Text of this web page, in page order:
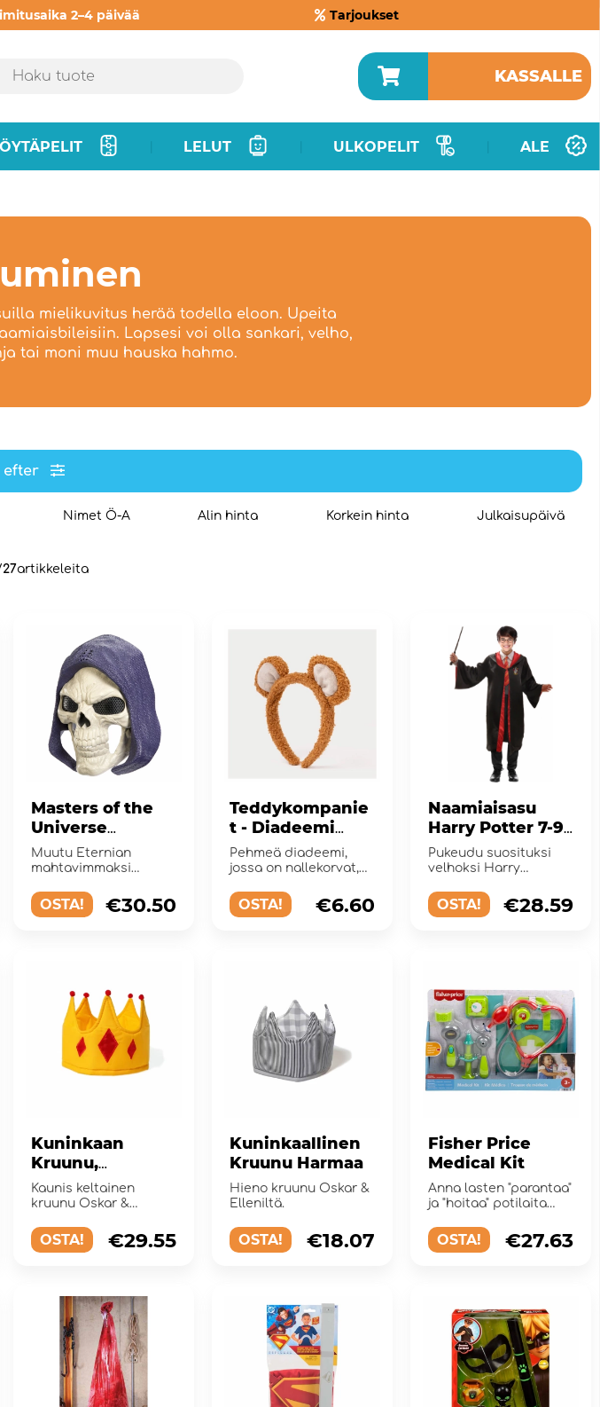
2–4 päivää Tarjoukset
KASSALLE
LELUT ULKOPELIT ALE
mielikuvitus herää todella eloon. Upeita
Lapsesi voi olla sankari, velho,
tai moni muu hauska hahmo.
efter
Nimet Ö-A Alin hinta Korkein hinta Julkaisupäivä
27artikkeleita
Masters of the
Universe
Skeleton Mask -
äänellä
Muutu Eternian
mahtavimmaksi
OSTA! €30.50
Teddykompanie
t - Diadeemi
Nalle
Pehmeä diadeemi,
jossa on nallekorvat,
plyysikangasta
OSTA! €6.60
Naamiaisasu
Harry Potter 7-9
vuotta
Pukeudu suosituksi
velhoksi Harry
OSTA! €28.59
Kuninkaan
Kruunu,
Keltainen
Kaunis keltainen
kruunu Oskar &
OSTA! €29.55
Kuninkaallinen
Kruunu Harmaa
Hieno kruunu Oskar &
Elleniltä.
OSTA! €18.07
Fisher Price
Medical Kit
Anna lasten "parantaa"
ja "hoitaa" potilaita
loputtomaan l&...
OSTA! €27.63